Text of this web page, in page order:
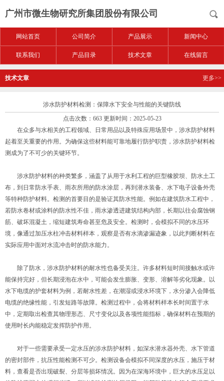
广州市微生物研究所集团股份有限公司
网站首页 公司简介 产品展示 新闻中心
联系我们 产品目录 技术文章 在线留言
技术文章 更多>>
涉水防护材料检测：保障水下安全与性能的关键防线
点击次数：663 更新时间：2025-05-23
在众多与水相关的工程领域、日常用品以及特殊应用场景中，涉水防护材料
起着至关重要的作用。为确保这些材料能可靠地履行防护职责，涉水防护材料检
测成为了不可少的关键环节。
涉水防护材料的种类繁多，涵盖了从用于水利工程的巨型橡胶坝、防水土工
布，到日常防水手表、雨衣所用的防水涂层，再到潜水装备、水下电子设备外壳
等特种防护材料。检测的首要目的是验证其防水性能。例如在建筑防水工程中，
若防水卷材或涂料的防水性不佳，雨水渗透进建筑结构内部，长期以往会腐蚀钢
筋、破坏混凝土，缩短建筑寿命甚至危及安全。检测时，会模拟不同的水压环
境，像通过加压水柱冲击材料样本，观察是否有水滴渗漏迹象，以此判断材料在
实际应用中面对水流冲击时的防水能力。
除了防水，涉水防护材料的耐水性也备受关注。许多材料短时间接触水或许
能保持完好，但长期浸泡在水中，可能会发生膨胀、变形、溶解等劣化现象。以
水下电缆的护套材料为例，若耐水性差，在潮湿或浸水环境下，水分渗入会降低
电缆的绝缘性能，引发短路等故障。检测过程中，会将材料样本长时间置于水
中，定期取出检查其物理形态、尺寸变化以及各项性能指标，确保材料在预期的
使用时长内能稳定发挥防护作用。
对于一些需要承受一定水压的涉水防护材料，如深水潜水器外壳、水下管道
的密封部件，抗压性能检测不可少。检测设备会模拟不同深度的水压，施压于材
料，查看是否出现破裂、分层等损坏情况。因为在深海环境中，巨大的水压足以